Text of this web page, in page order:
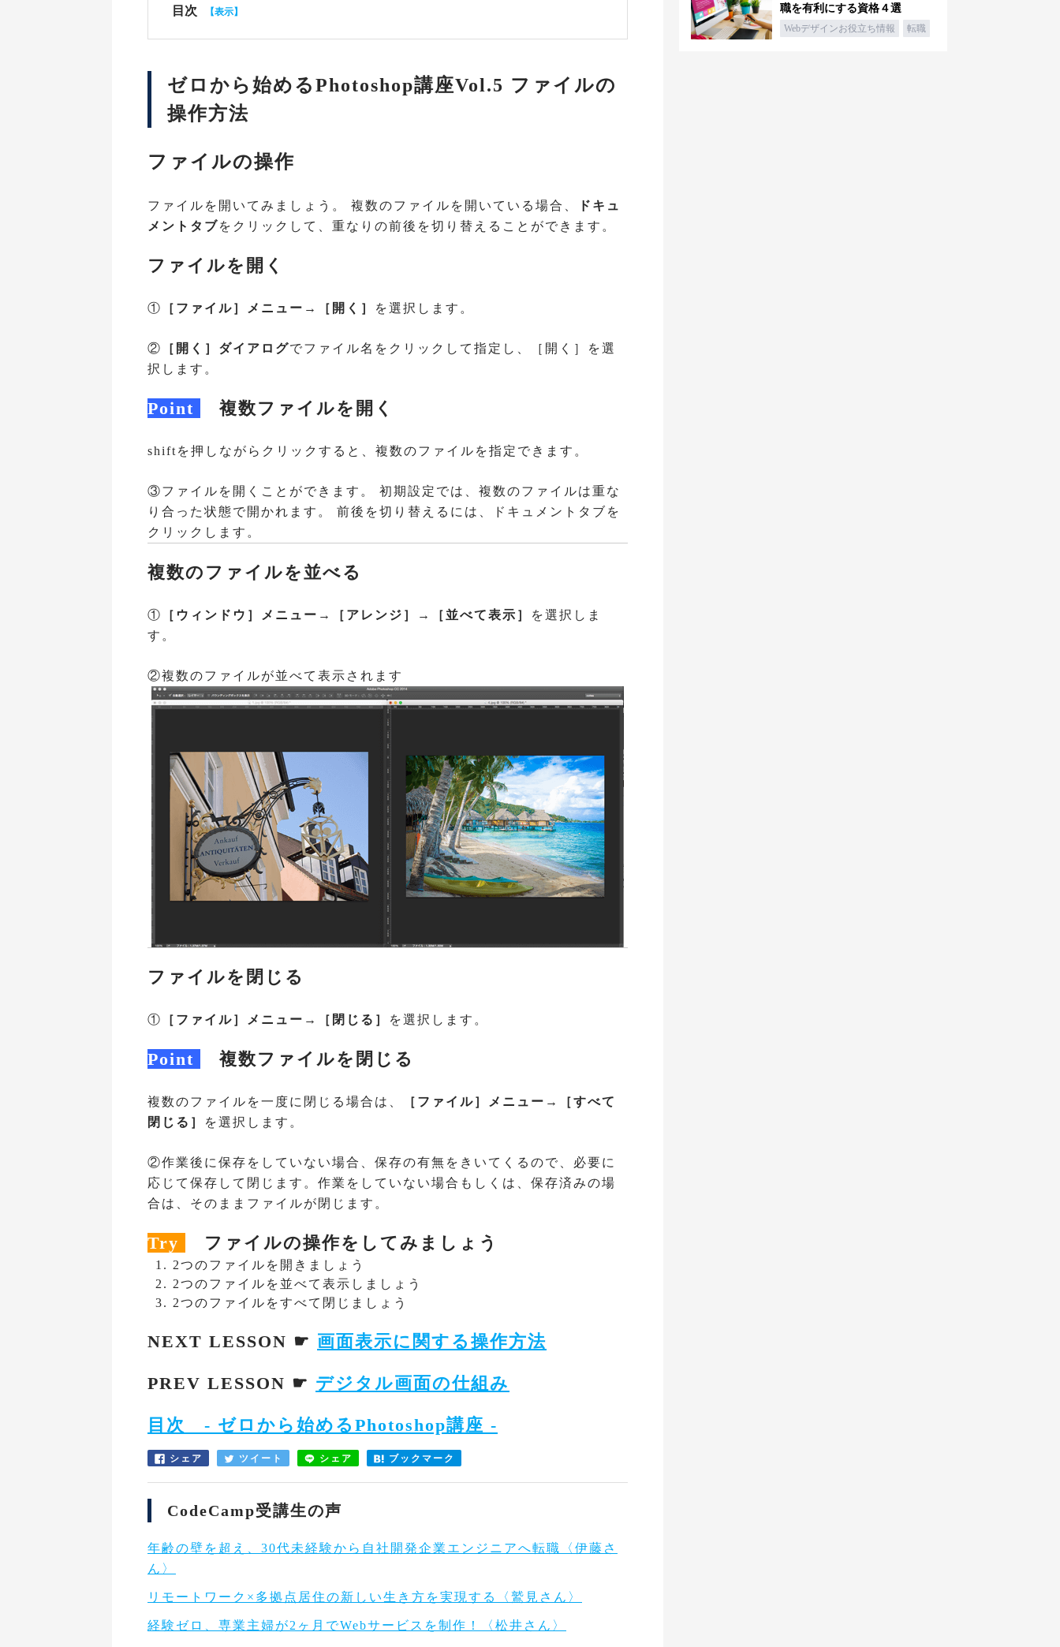
目次
ゼロから始めるPhotoshop講座Vol.5 ファイルの
操作方法
ファイルの操作
ファイルを開いてみましょう。 複数のファイルを開いている場合、
ドキュ
メントタブをクリックして、重なりの前後を切り替えることができます。
ファイルを開く
① ［ファイル］メニュー→［開く］ を選択します。
② ［開く］ダイアログでファイル名をクリックして指定し、［開く］を選
択します。
Point 複数ファイルを開く
shiftを押しながらクリックすると、複数のファイルを指定できます。
③ファイルを開くことができます。 初期設定では、複数のファイルは重な
り合った状態で開かれます。 前後を切り替えるには、ドキュメントタブを
クリックします。
複数のファイルを並べる
① ［ウィンドウ］メニュー→［アレンジ］→［並べて表示］
を選択しま
す。
②複数のファイルが並べて表示されます
ファイルを閉じる
① ［ファイル］メニュー→［閉じる］ を選択します。
Point 複数ファイルを閉じる
複数のファイルを一度に閉じる場合は、
［ファイル］メニュー→［すべて
閉じる］
を選択します。
②作業後に保存をしていない場合、保存の有無をきいてくるので、必要に
応じて保存して閉じます。作業をしていない場合もしくは、保存済みの場
合は、そのままファイルが閉じます。
Try ファイルの操作をしてみましょう
2つのファイルを開きましょう
2つのファイルを並べて表示しましょう
2つのファイルをすべて閉じましょう
NEXT LESSON ☛ 画面表示に関する操作方法
PREV LESSON ☛ デジタル画面の仕組み
目次 - ゼロから始めるPhotoshop講座 -
シェア ツイート シェア ブックマーク
CodeCamp受講生の声
年齢の壁を超え、30代未経験から自社開発企業エンジニアへ転職〈伊藤さ
ん〉
リモートワーク×多拠点居住の新しい生き方を実現する〈鷲見さん〉
経験ゼロ、専業主婦が2ヶ月でWebサービスを制作！〈松井さん〉
職を有利にする資格４選
Webデザインお役立ち情報 転職